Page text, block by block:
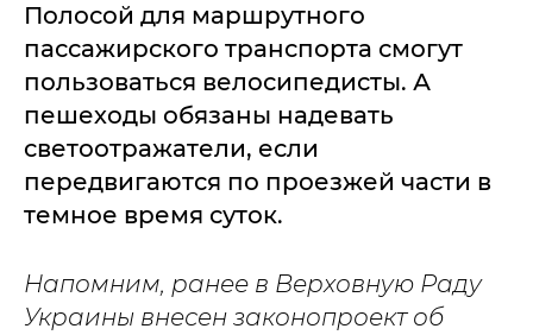
Полосой для маршрутного
пассажирского транспорта смогут
пользоваться велосипедисты. А
пешеходы обязаны надевать
светоотражатели, если
передвигаются по проезжей части в
темное время суток.
Напомним, ранее в Верховную Раду
Украины внесен законопроект об